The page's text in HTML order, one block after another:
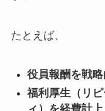
たとえば、
役員報酬を戦
福利厚生（リ
ィ）を経費計上